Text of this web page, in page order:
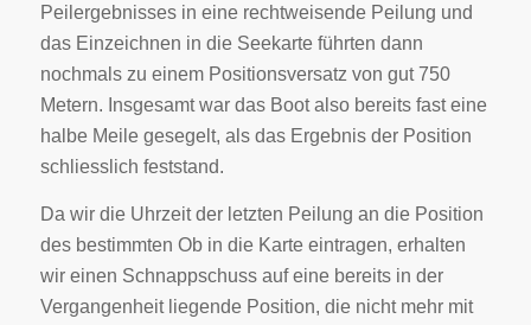
Peilergebnisses in eine rechtweisende Peilung und
das Einzeichnen in die Seekarte führten dann
nochmals zu einem Positionsversatz von gut 750
Metern. Insgesamt war das Boot also bereits fast eine
halbe Meile gesegelt, als das Ergebnis der Position
schliesslich feststand.
Da wir die Uhrzeit der letzten Peilung an die Position
des bestimmten Ob in die Karte eintragen, erhalten
wir einen Schnappschuss auf eine bereits in der
Vergangenheit liegende Position, die nicht mehr mit